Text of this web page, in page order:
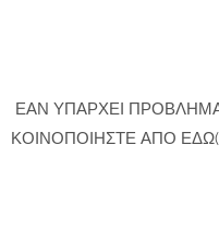
ΕΑΝ ΥΠΑΡΧΕΙ ΠΡΟΒΛΗΜΑ
ΚΟΙΝΟΠΟΙΗΣΤΕ ΑΠΟ